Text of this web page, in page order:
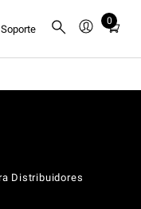
Soporte
0
Total
cart:
Distribuidores